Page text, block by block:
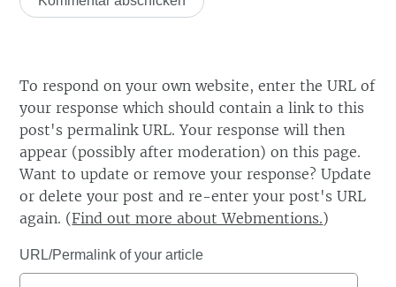
To respond on your own website, enter the URL of
your response which should contain a link to this
post's permalink URL. Your response will then
appear (possibly after moderation) on this page.
Want to update or remove your response? Update
or delete your post and re-enter your post's URL
again. (Find out more about Webmentions.)
URL/Permalink of your article